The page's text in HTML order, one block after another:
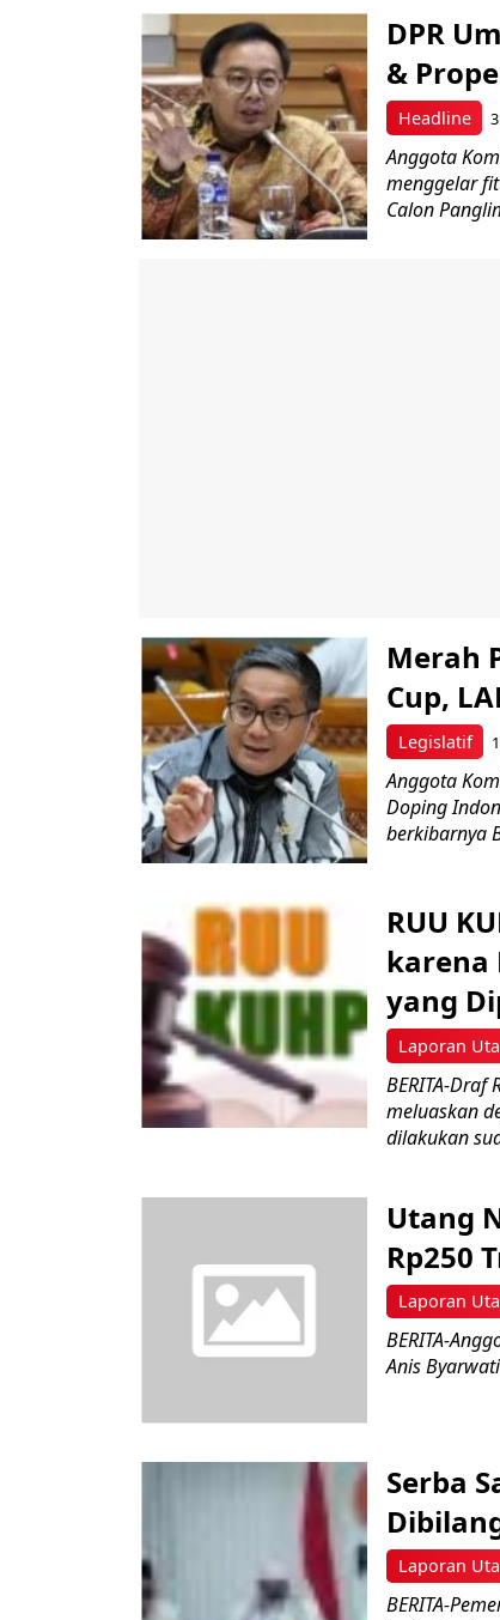
Headline
DPR
&
Anggota
menggelar
Calon
Legislatif
Merah
Cup,
Anggota
Doping
berkibarnya
Laporan
RUU
karena
yang
BERITA-Draf
meluaskan
dilakukan
Laporan
Utang
Rp250
BERITA-
Anis
Laporan
Serba
BERITA-